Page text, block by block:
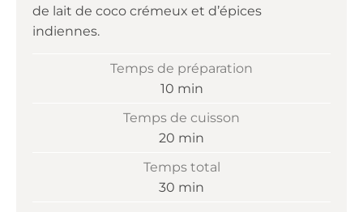
de lait de coco crémeux et d’épices
indiennes.
Temps de préparation
10minutes
min
Temps de cuisson
20 minutes
min
Temps total
30 minutes
min